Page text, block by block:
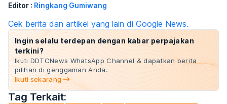
Editor : Ringkang Gumiwang
Cek berita dan artikel yang lain di Google News.
Ingin selalu terdepan dengan kabar perpajakan
terkini?
Ikuti DDTCNews WhatsApp Channel & dapatkan berita
pilihan di genggaman Anda.
Ikuti sekarang
Tag Terkait: